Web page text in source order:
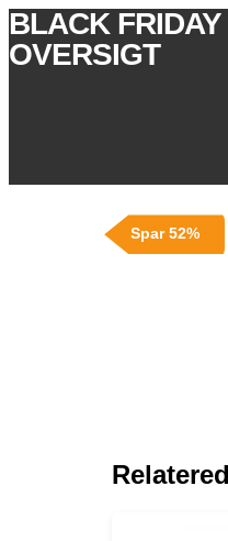
BLACK FRIDAY
OVERSIGT
Spar 52%